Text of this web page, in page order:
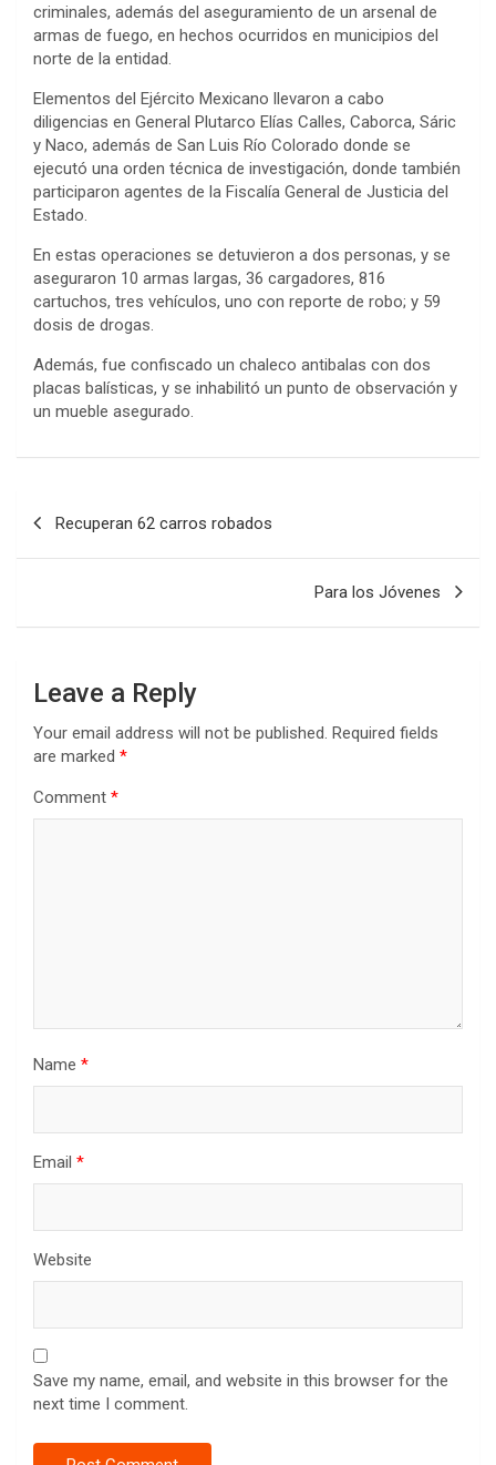
criminales, además del aseguramiento de un arsenal de
armas de fuego, en hechos ocurridos en municipios del
norte de la entidad.
Elementos del Ejército Mexicano llevaron a cabo
diligencias en General Plutarco Elías Calles, Caborca, Sáric
y Naco, además de San Luis Río Colorado donde se
ejecutó una orden técnica de investigación, donde también
participaron agentes de la Fiscalía General de Justicia del
Estado.
En estas operaciones se detuvieron a dos personas, y se
aseguraron 10 armas largas, 36 cargadores, 816
cartuchos, tres vehículos, uno con reporte de robo; y 59
dosis de drogas.
Además, fue confiscado un chaleco antibalas con dos
placas balísticas, y se inhabilitó un punto de observación y
un mueble asegurado.
navigation
Recuperan 62 carros robados
Para los Jóvenes
Leave a Reply
Your email address will not be published. Required fields
are marked *
Comment *
Name *
Email *
Website
Save my name, email, and website in this browser for the
next time I comment.